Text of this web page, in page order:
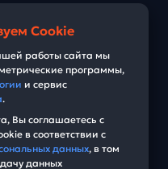
Cookie
работы сайта мы
программы,
и сервис
.
Вы соглашаетесь с
в соответствии с
данных, в том
данных